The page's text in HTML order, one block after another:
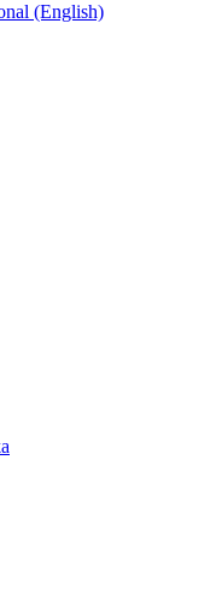
(English)